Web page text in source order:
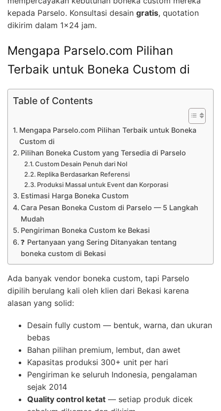
kepada Parselo. Konsultasi desain gratis, quotation
dikirim dalam 1×24 jam.
Mengapa Parselo.com Pilihan
Terbaik untuk Boneka Custom di
Table of Contents
Mengapa Parselo.com Pilihan Terbaik untuk Boneka
Custom di
Pilihan Boneka Custom yang Tersedia di Parselo
Custom Desain Penuh dari Nol
Replika Berdasarkan Referensi
Produksi Massal untuk Event dan Korporasi
Estimasi Harga Boneka Custom
Cara Pesan Boneka Custom di Parselo — 5 Langkah
Mudah
Pengiriman Boneka Custom ke Bekasi
❓ Pertanyaan yang Sering Ditanyakan tentang
boneka custom di Bekasi
Ada banyak vendor boneka custom, tapi Parselo
dipilih berulang kali oleh klien dari Bekasi karena
alasan yang solid:
Desain fully custom — bentuk, warna, dan ukuran
bebas
Bahan pilihan premium, lembut, dan awet
Kapasitas produksi 300+ unit per hari
Pengiriman ke seluruh Indonesia, pengalaman
sejak 2014
Quality control ketat — setiap produk dicek